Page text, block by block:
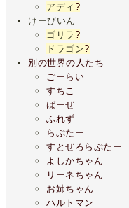
アディ ?
けーびいん
ゴリラ ?
ドラゴン?
別の世界の人たち
ごーらい
すちこ
ばーぜ
ふれず
らぷたー
すとぜろらぷたー
よしかちゃん
リーネちゃん
お姉ちゃん
ハルトマン